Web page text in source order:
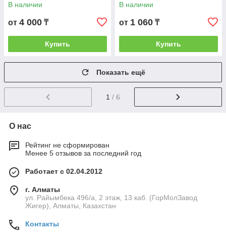
В наличии
от 4 000 ₸
Купить
В наличии
от 1 060 ₸
Купить
Показать ещё
1 / 6
О нас
Рейтинг не сформирован
Менее 5 отзывов за последний год
Работает с 02.04.2012
г. Алматы
ул. Райымбека 496/а, 2 этаж, 13 каб. (ГорМолЗавод
Жигер), Алматы, Казахстан
Контакты